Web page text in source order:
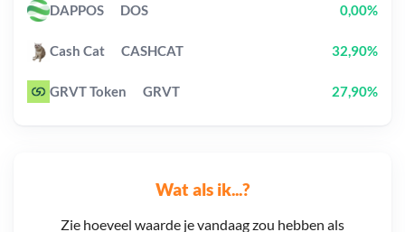
Wat als ik...?
Zie hoeveel waarde je vandaag zou hebben als
DAPPOS DOS 0,00%
Cash Cat CASHCAT 32,90%
GRVT Token GRVT 27,90%